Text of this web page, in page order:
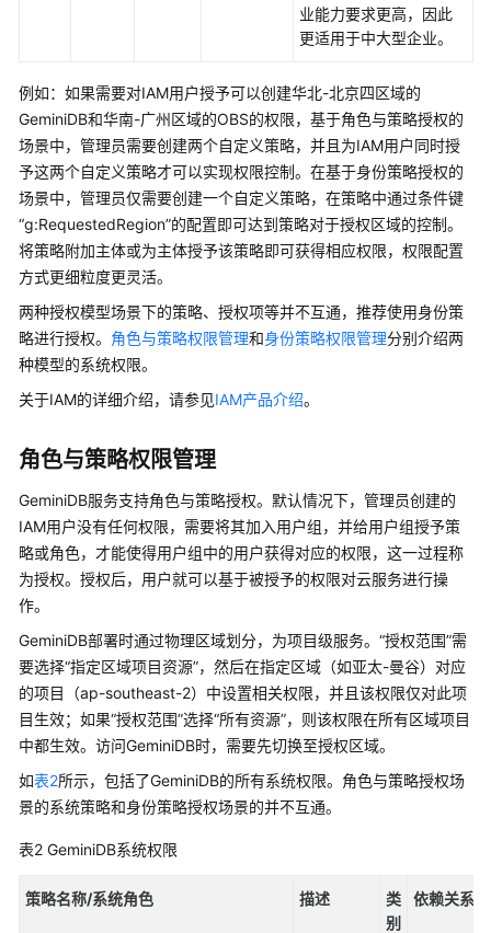
计
费
说
明
权
限
管
理
区
和
用
GeminiDB
与
其
务
的
关
系
GeminiDB
Redis
接
口
GeminiDB
业能力要求更高，因此
更适用于中大型企业。
例如：如果需要对IAM用户授予可以创建华北-北京四区域的
GeminiDB和华南-广州区域的OBS的权限，基于角色与策略授权的
场景中，管理员需要创建两个自定义策略，并且为IAM用户同时授
予这两个自定义策略才可以实现权限控制。在基于身份策略授权的
场景中，管理员仅需要创建一个自定义策略，在策略中通过条件键
“g:RequestedRegion”的配置即可达到策略对于授权区域的控制。
将策略附加主体或为主体授予该策略即可获得相应权限，权限配置
方式更细粒度更灵活。
两种授权模型场景下的策略、授权项等并不互通，推荐使用身份策
略进行授权。 角色与策略权限管理和身份策略权限管理分别介绍两
种模型的系统权限。
关于IAM的详细介绍，请参见IAM产品介绍。
角色与策略权限管理
GeminiDB服务支持角色与策略授权。默认情况下，管理员创建的
IAM用户没有任何权限，需要将其加入用户组，并给用户组授予策
略或角色，才能使得用户组中的用户获得对应的权限，这一过程称
为授权。授权后，用户就可以基于被授予的权限对云服务进行操
作。
GeminiDB部署时通过物理区域划分，为项目级服务。“授权范围”需
要选择“指定区域项目资源”，然后在指定区域（如亚太-曼谷）对应
的项目（ap-southeast-2）中设置相关权限，并且该权限仅对此项
目生效；如果“授权范围”选择“所有资源”，则该权限在所有区域项目
中都生效。访问GeminiDB时，需要先切换至授权区域。
如表2所示，包括了GeminiDB的所有系统权限。角色与策略授权场
景的系统策略和身份策略授权场景的并不互通。
表2 GeminiDB系统权限
策略名称/系统角色 描述
类
别
依赖关系